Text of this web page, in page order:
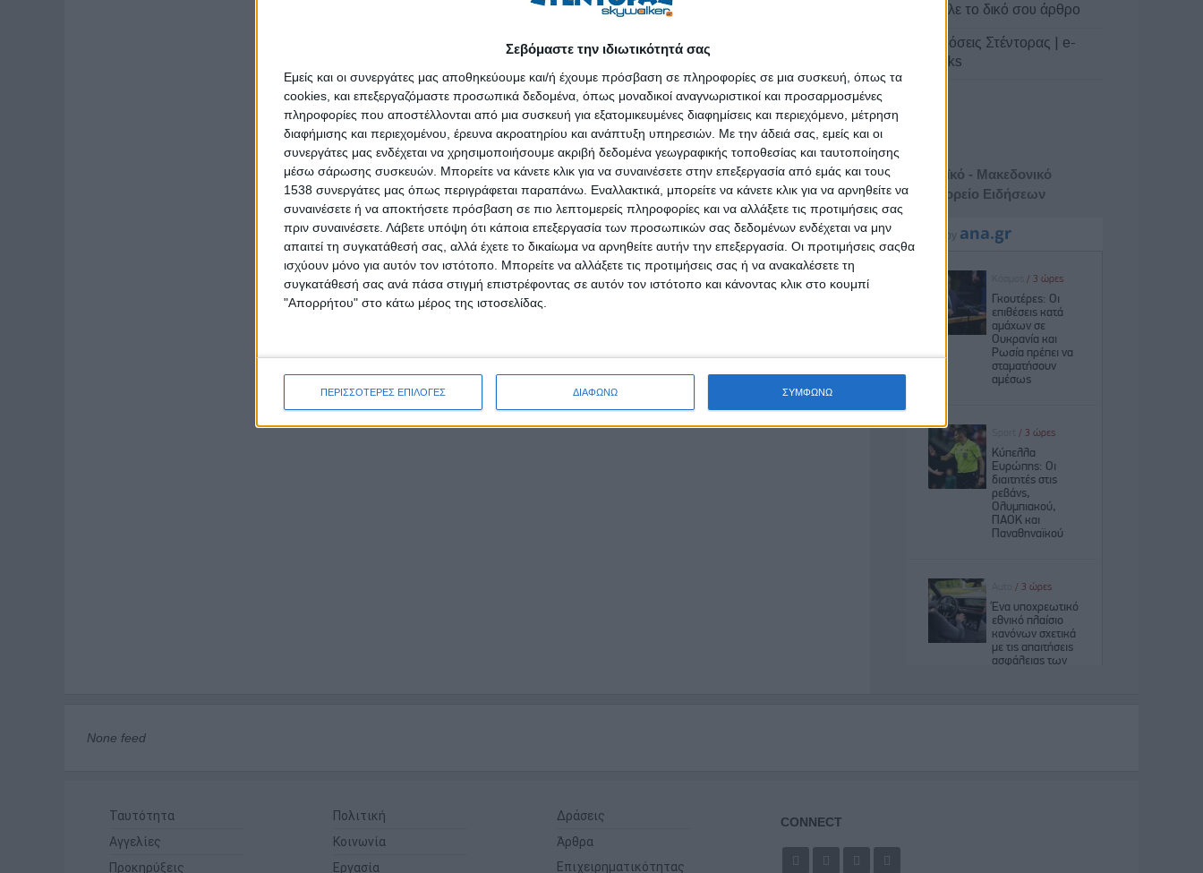
Σεβόμαστε την ιδιωτικότητά σας
Εμείς και οι συνεργάτες μας αποθηκεύουμε και/ή έχουμε πρόσβαση σε πληροφορίες σε μια συσκευή, όπως τα
cookies, και επεξεργαζόμαστε προσωπικά δεδομένα, όπως μοναδικοί αναγνωριστικοί και προσαρμοσμένες
πληροφορίες που αποστέλλονται από μια συσκευή για εξατομικευμένες διαφημίσεις και περιεχόμενο, μέτρηση
διαφήμισης και περιεχομένου, έρευνα ακροατηρίου και ανάπτυξη υπηρεσιών. Με την άδειά σας, εμείς και οι
συνεργάτες μας ενδέχεται να χρησιμοποιήσουμε ακριβή δεδομένα γεωγραφικής τοποθεσίας και ταυτοποίησης
μέσω σάρωσης συσκευών. Μπορείτε να κάνετε κλικ για να συναινέσετε στην επεξεργασία από εμάς και τους
1538 συνεργάτες μας όπως περιγράφεται παραπάνω. Εναλλακτικά, μπορείτε να κάνετε κλικ για να αρνηθείτε να
συναινέσετε ή να αποκτήσετε πρόσβαση σε πιο λεπτομερείς πληροφορίες και να αλλάξετε τις προτιμήσεις σας
πριν συναινέσετε. Λάβετε υπόψη ότι κάποια επεξεργασία των προσωπικών σας δεδομένων ενδέχεται να μην
απαιτεί τη συγκατάθεσή σας, αλλά έχετε το δικαίωμα να αρνηθείτε αυτήν την επεξεργασία. Οι προτιμήσεις σαςθα
ισχύουν μόνο για αυτόν τον ιστότοπο. Μπορείτε να αλλάξετε τις προτιμήσεις σας ή να ανακαλέσετε τη
συγκατάθεσή σας ανά πάσα στιγμή επιστρέφοντας σε αυτόν τον ιστότοπο και κάνοντας κλικ στο κουμπί
"Απορρήτου" στο κάτω μέρος της ιστοσελίδας.
ΠΕΡΙΣΣΟΤΕΡΕΣ ΕΠΙΛΟΓΕΣ ΔΙΑΦΩΝΩ ΣΥΜΦΩΝΩ
Στείλε το δικό σου άρθρο
Εκδόσεις Στέντορας | e-
books
Αθηναϊκό - Μακεδονικό
Πρακτορείο Ειδήσεων
None feed
Ταυτότητα
Αγγελίες
Προκηρύξεις
Πολιτική
Κοινωνία
Εργασία
Δράσεις
Άρθρα
Επιχειρηματικότητας
CONNECT